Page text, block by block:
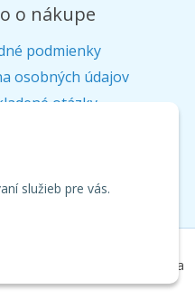
služieb pre vás.
o nákupe
podmienky
osobných údajov
otázky
záhradné a kúpacie jazierka